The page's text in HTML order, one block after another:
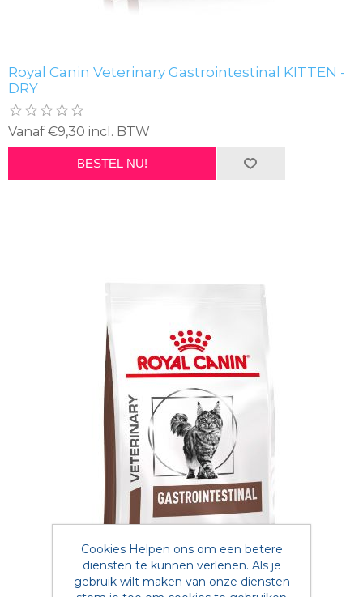
Royal Canin Veterinary Gastrointestinal KITTEN -
DRY
Vanaf €9,30 incl. BTW
BESTEL NU!
Cookies Helpen ons om een betere
diensten te kunnen verlenen. Als je
gebruik wilt maken van onze diensten